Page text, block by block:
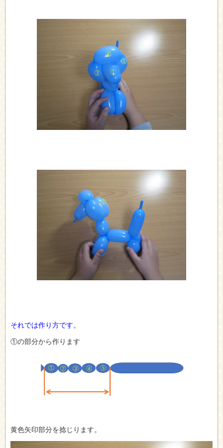
それでは作り方です。
①の部分から作ります
黄色矢印部分を捻じります。